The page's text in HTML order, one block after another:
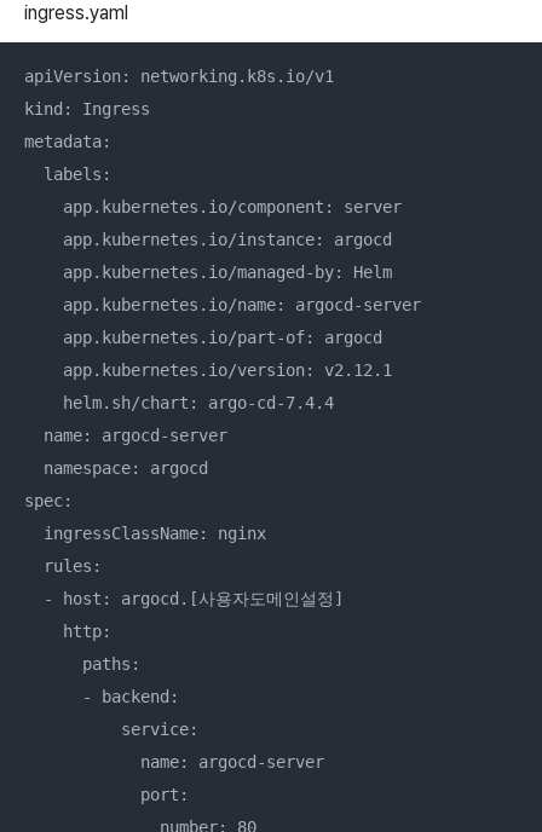
ingress.yaml
apiVersion: networking.k8s.io/v1
kind: Ingress
metadata:
  labels:
    app.kubernetes.io/component: server
    app.kubernetes.io/instance: argocd
    app.kubernetes.io/managed-by: Helm
    app.kubernetes.io/name: argocd-server
    app.kubernetes.io/part-of: argocd
    app.kubernetes.io/version: v2.12.1
    helm.sh/chart: argo-cd-7.4.4
  name: argocd-server
  namespace: argocd
spec:
  ingressClassName: nginx
  rules:
  - host: argocd.[사용자도메인설정]
    http:
      paths:
      - backend:
          service:
            name: argocd-server
            port:
              number: 80